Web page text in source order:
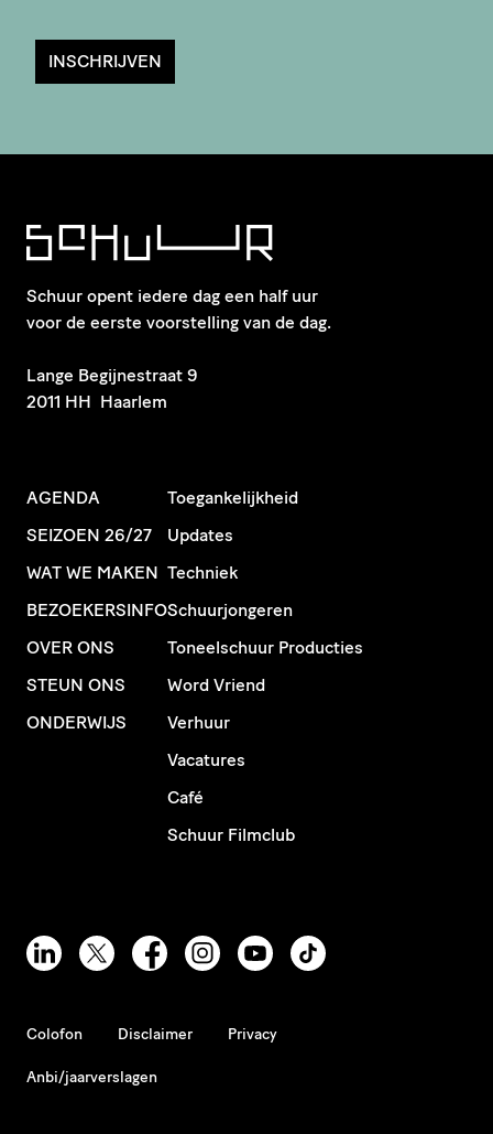
INSCHRIJVEN
Schuur opent iedere dag een half uur
voor de eerste voorstelling van de dag.
​Lange Begijnestraat 9
2011 HH Haarlem
AGENDA
SEIZOEN 26/27
WAT WE MAKEN
BEZOEKERSINFO
OVER ONS
STEUN ONS
ONDERWIJS
Toegankelijkheid
Updates
Techniek
Schuurjongeren
Toneelschuur Producties
Word Vriend
Verhuur
Vacatures
Café
Schuur Filmclub
Colofon Disclaimer Privacy
Anbi/jaarverslagen